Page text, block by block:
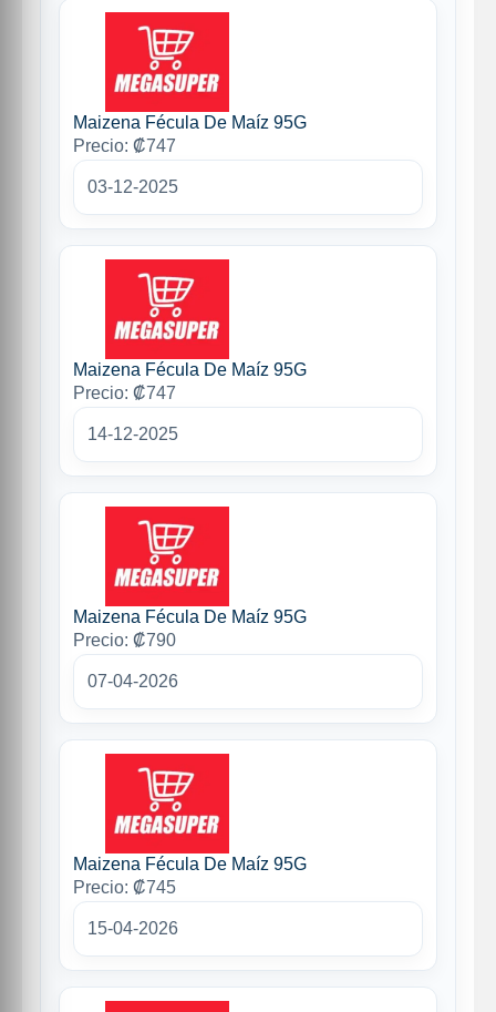
Maizena Fécula De Maíz 95G
Precio: ₡747
03-12-2025
Maizena Fécula De Maíz 95G
Precio: ₡747
14-12-2025
Maizena Fécula De Maíz 95G
Precio: ₡790
07-04-2026
Maizena Fécula De Maíz 95G
Precio: ₡745
15-04-2026